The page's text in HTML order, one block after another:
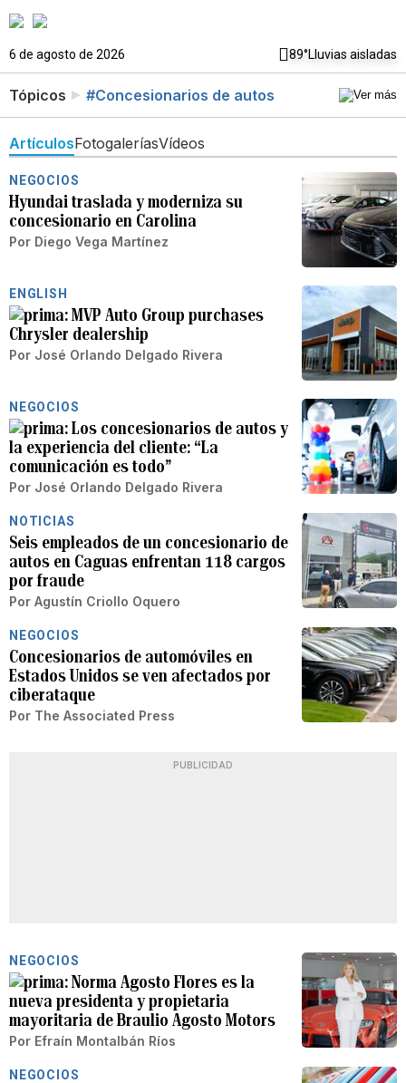
6 de agosto de 2026 89°Lluvias aisladas
Tópicos #Concesionarios de autos
ArtículosFotogaleríasVídeos
NEGOCIOS
Hyundai traslada y moderniza su
concesionario en Carolina
Por Diego Vega Martínez
ENGLISH
MVP Auto Group purchases
Chrysler dealership
Por José Orlando Delgado Rivera
NEGOCIOS
Los concesionarios de autos y
la experiencia del cliente: “La
comunicación es todo”
Por José Orlando Delgado Rivera
NOTICIAS
Seis empleados de un concesionario de
autos en Caguas enfrentan 118 cargos
por fraude
Por Agustín Criollo Oquero
NEGOCIOS
Concesionarios de automóviles en
Estados Unidos se ven afectados por
ciberataque
Por The Associated Press
PUBLICIDAD
NEGOCIOS
Norma Agosto Flores es la
nueva presidenta y propietaria
mayoritaria de Braulio Agosto Motors
Por Efraín Montalbán Ríos
NEGOCIOS